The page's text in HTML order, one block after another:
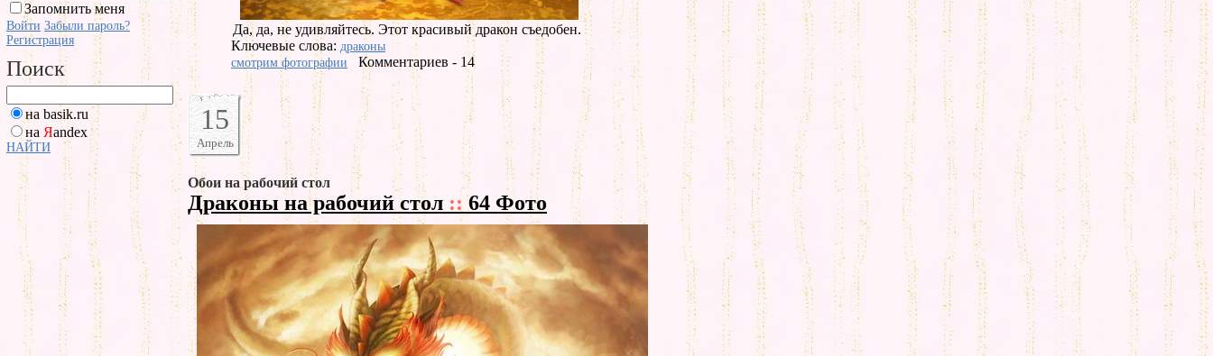
Запомнить меня
Войти Забыли пароль?
Регистрация
Поиск
на basik.ru
на Яandex
НАЙТИ
Да, да, не удивляйтесь. Этот красивый дракон съедобен.
Ключевые слова: драконы
смотрим фотографии
Комментариев - 14
15
Апрель
Обои на рабочий стол
Драконы на рабочий стол ::64 Фото